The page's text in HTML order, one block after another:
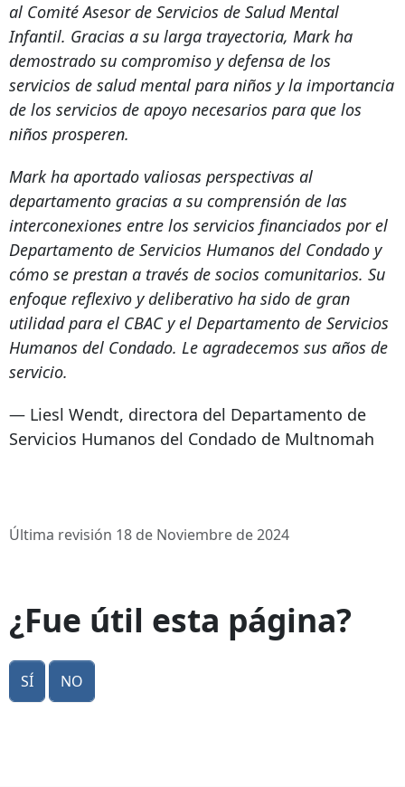
al Comité Asesor de Servicios de Salud Mental
Infantil. Gracias a su larga trayectoria, Mark ha
demostrado su compromiso y defensa de los
servicios de salud mental para niños y la importancia
de los servicios de apoyo necesarios para que los
niños prosperen.
Mark ha aportado valiosas perspectivas al
departamento gracias a su comprensión de las
interconexiones entre los servicios financiados por el
Departamento de Servicios Humanos del Condado y
cómo se prestan a través de socios comunitarios. Su
enfoque reflexivo y deliberativo ha sido de gran
utilidad para el CBAC y el Departamento de Servicios
Humanos del Condado. Le agradecemos sus años de
servicio.
— Liesl Wendt, directora del Departamento de
Servicios Humanos del Condado de Multnomah
Última revisión 18 de Noviembre de 2024
¿Fue útil esta página?
Sí No